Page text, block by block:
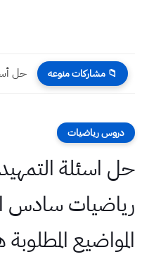
📁 مشاركات منوعه
دروس رياضيات
رياضيات سادس